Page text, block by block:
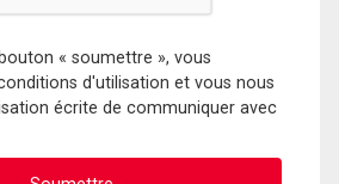
« soumettre », vous
d'utilisation et vous nous
écrite de communiquer avec